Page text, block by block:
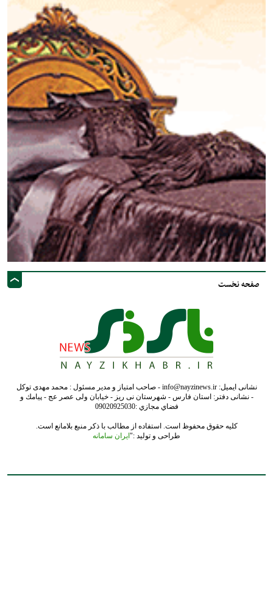
صفحه نخست
نشانی ایمیل: info@nayzinews.ir - صاحب امتیاز و مدیر مسئول : محمد مهدی توکل
- نشانی دفتر: استان فارس - شهرستان نی ریز - خیابان ولی عصر عج - پيامك و
فضاي مجازي :09020925030
کلیه حقوق محفوظ است. استفاده از مطالب با ذکر منبع بلامانع است.
طراحی و تولید :" ایران سامانه